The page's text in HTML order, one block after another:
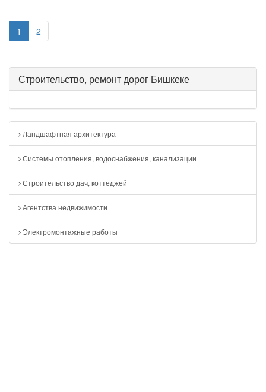
1 2
Строительство, ремонт дорог Бишкеке
Ландшафтная архитектура
Системы отопления, водоснабжения, канализации
Строительство дач, коттеджей
Агентства недвижимости
Электромонтажные работы